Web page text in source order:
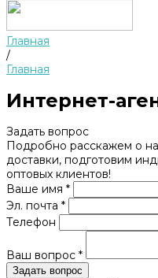
Главная
/
Главная
Интернет-
Задать вопрос
Подробно расскажем о
доставки, подготовим
оптовых клиентов!
Ваше имя *
Эл. почта *
Телефон
Ваш вопрос *